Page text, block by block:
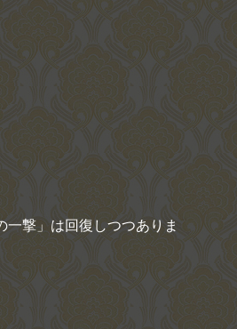
一撃」は回復しつつありま